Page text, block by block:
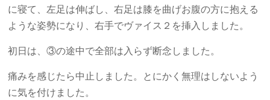
に寝て、左足は伸ばし、右足は膝を曲げお腹の方に抱える
ような姿勢になり、右手でヴァイス２を挿入しました。
初日は、③の途中で全部は入らず断念しました。
痛みを感じたら中止しました。とにかく無理はしないよう
に気を付けました。